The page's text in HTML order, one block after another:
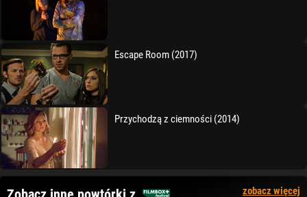
Escape Room (2017)
Przychodzą z ciemności (2014)
zobacz więcej